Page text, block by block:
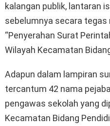
kalangan publik, lantaran
sebelumnya secara
“Penyerahan Surat
Wilayah Kecamatan
Adapun dalam lampiran
tercantum 42 nama
pengawas sekolah yang
Kecamatan Bidang